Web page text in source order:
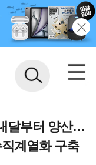
달부터 양산…
계열화 구축